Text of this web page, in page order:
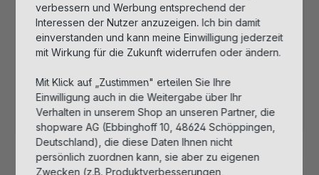
Bitte melden Sie sich an, um Artikel in
den Warenkorb legen zu können.
Sofort verfügbar, Lieferzeit: 1-3 Tage
Beschreibung
verbessern und Werbung entsprechend der
Interessen der Nutzer anzuzeigen. Ich bin damit
einverstanden und kann meine Einwilligung jederzeit
mit Wirkung für die Zukunft widerrufen oder ändern.
Mit Klick auf „Zustimmen" erteilen Sie Ihre
Einwilligung auch in die Weitergabe über Ihr
Verhalten in unserem Shop an unseren Partner, die
shopware AG (Ebbinghoff 10, 48624 Schöppingen,
Deutschland), die diese Daten Ihnen nicht
persönlich zuordnen kann, sie aber zu eigenen
Zwecken (z.B. Produktverbesserungen,